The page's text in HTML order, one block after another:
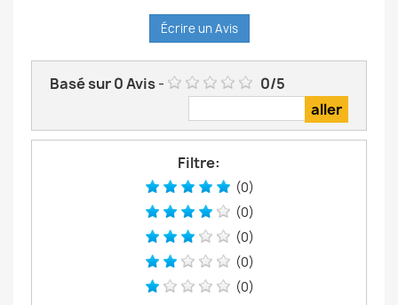
Écrire un Avis
Basé sur0Avis- 0/5
Filtre:
(0)
(0)
(0)
(0)
(0)